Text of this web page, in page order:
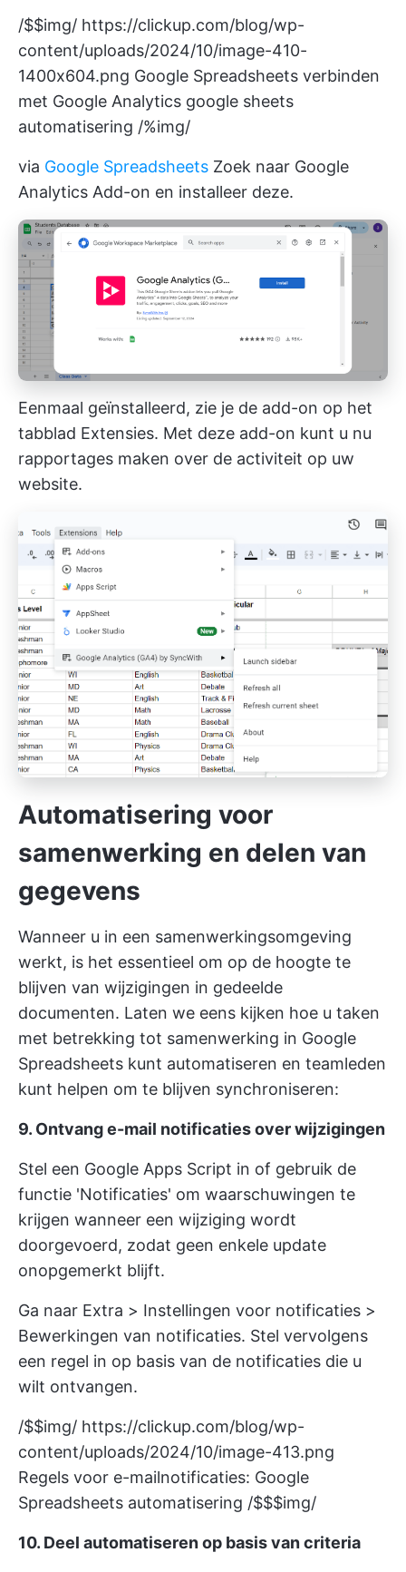
/$$img/ https://clickup.com/blog/wp-
content/uploads/2024/10/image-410-
1400x604.png Google Spreadsheets verbinden
met Google Analytics google sheets
automatisering /%img/
via Google Spreadsheets Zoek naar Google
Analytics Add-on en installeer deze.
Eenmaal geïnstalleerd, zie je de add-on op het
tabblad Extensies. Met deze add-on kunt u nu
rapportages maken over de activiteit op uw
website.
Automatisering voor
samenwerking en delen van
gegevens
Wanneer u in een samenwerkingsomgeving
werkt, is het essentieel om op de hoogte te
blijven van wijzigingen in gedeelde
documenten. Laten we eens kijken hoe u taken
met betrekking tot samenwerking in Google
Spreadsheets kunt automatiseren en teamleden
kunt helpen om te blijven synchroniseren:
9. Ontvang e-mail notificaties over wijzigingen
Stel een Google Apps Script in of gebruik de
functie 'Notificaties' om waarschuwingen te
krijgen wanneer een wijziging wordt
doorgevoerd, zodat geen enkele update
onopgemerkt blijft.
Ga naar Extra > Instellingen voor notificaties >
Bewerkingen van notificaties. Stel vervolgens
een regel in op basis van de notificaties die u
wilt ontvangen.
/$$img/ https://clickup.com/blog/wp-
content/uploads/2024/10/image-413.png
Regels voor e-mailnotificaties: Google
Spreadsheets automatisering /$$$img/
10. Deel automatiseren op basis van criteria